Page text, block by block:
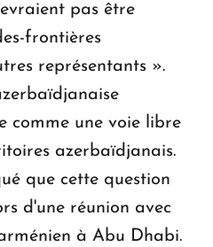
pas être
frontières
représentants ».
comme une voie libre
azerbaïdjanais.
que cette question
d'une réunion avec
à Abu Dhabi.